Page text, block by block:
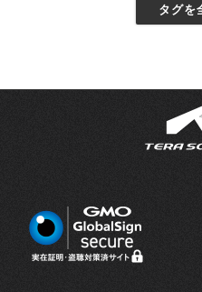
タグを